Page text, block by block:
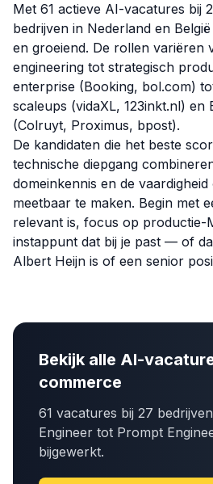
Met 61 actieve AI-vacatures bij
bedrijven in Nederland en
en groeiend. De rollen variëren
engineering tot strategisch
enterprise (Booking, bol.com)
scaleups (vidaXL, 123inkt.nl) en
(Colruyt, Proximus, bpost).
De kandidaten die het beste
technische diepgang
domeinkennis en de
meetbaar te maken. Begin met
relevant is, focus op productie-
instappunt dat bij je past — of
Albert Heijn is of een senior
Bekijk alle AI-
commerce
61 vacatures bij 27
Engineer tot Prompt
bijgewerkt.